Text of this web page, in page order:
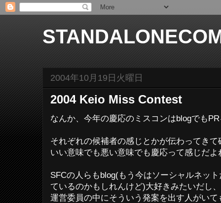
2004年10月19日火曜日
2004 Keio Miss Contest
なんか、今年の慶応のミスコンはblogでも
それぞれの候補者の感じとかが伝わってき
いい意味でも悪い意味でも慶応って感じだよ
SFCの人らもblog(もう今はソーシャルネッ
ているのかもしれんけど)大好きみたいだし、
運営委員の中にそういう発案を出す人がい